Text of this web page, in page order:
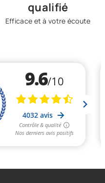
qualifié
Efficace et à votre écoute